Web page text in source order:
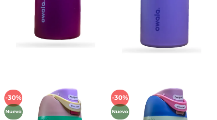
-30%
Nuevo
Añadir
lista de
-30%
Nuevo
Añadir
lista de